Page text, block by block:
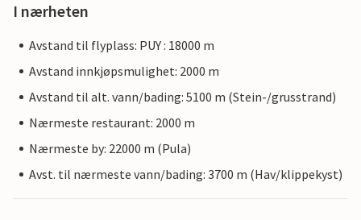
I nærheten
Avstand til flyplass: PUY : 18000 m
Avstand innkjøpsmulighet: 2000 m
Avstand til alt. vann/bading: 5100 m (Stein-/grusstrand)
Nærmeste restaurant: 2000 m
Nærmeste by: 22000 m (Pula)
Avst. til nærmeste vann/bading: 3700 m (Hav/klippekyst)